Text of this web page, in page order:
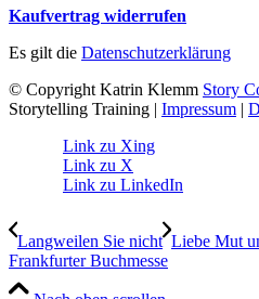
Kaufvertrag widerrufen
Es gilt die Datenschutzerklärung
© Copyright Katrin Klemm Story
Storytelling Training | Impressum |
Link zu Xing
Link zu X
Link zu LinkedIn
Langweilen Sie nicht Liebe Mut
Frankfurter Buchmesse